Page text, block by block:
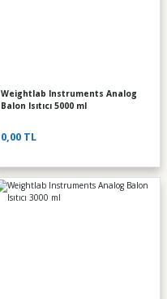
Weightlab Instruments Analog
Balon Isıtıcı 5000 ml
0,00 TL